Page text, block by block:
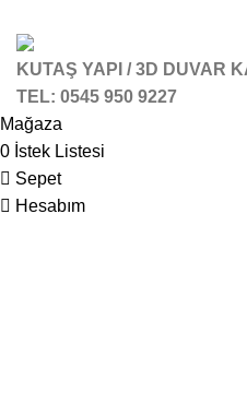
KUTAŞ YAPI / 3D DUVAR
TEL: 0545 950 9227
Mağaza
0 İstek Listesi
Sepet
Hesabım